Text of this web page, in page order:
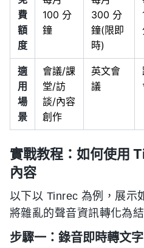
費
額
度
100 分
鐘
300 分
鐘(限即
時)
適
用
場
景
會議/課
堂/訪
談/內容
創作
英文會
議
實戰教程：如何使用
內容
以下以 Tinrec 為例，展示
將雜亂的聲音資訊轉化為
步驟一：錄音即時轉文